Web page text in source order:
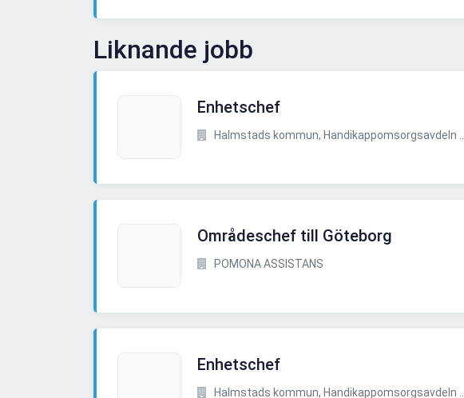
Liknande jobb
Enhetschef
Halmstads kommun, Handikappomsorgsavdeln ..
Områdeschef till Göteborg
POMONA ASSISTANS
Enhetschef
Halmstads kommun, Handikappomsorgsavdeln ..